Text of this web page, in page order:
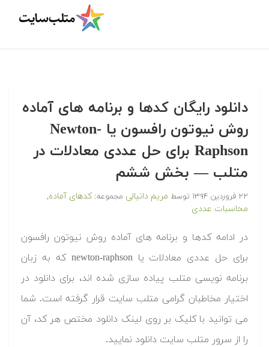
دانلود رایگان کدها و برنامه های آماده
روش نیوتون رافسون یا Newton-
Raphson برای حل عددی معادلات در
متلب‬‬ — بخش ششم
۲۲ فروردین ۱۳۹۴ توسط مریم دانیالی مجموعه:کدهای آماده,
محاسبات عددی
‫در ادامه کدها و برنامه های آماده روش نیوتون رافسون
برای حل عددی معادلات یا newton-raphson که به زبان
برنامه نویسی متلب پیاده سازی شده اند، برای دانلود در
اختیار مخاطبان گرامی متلب سایت قرار گرفته است. شما
می توانید با کلیک بر روی لینک دانلود مختص هر کد، آن
را از سرور متلب سایت دانلود نمایید.‬